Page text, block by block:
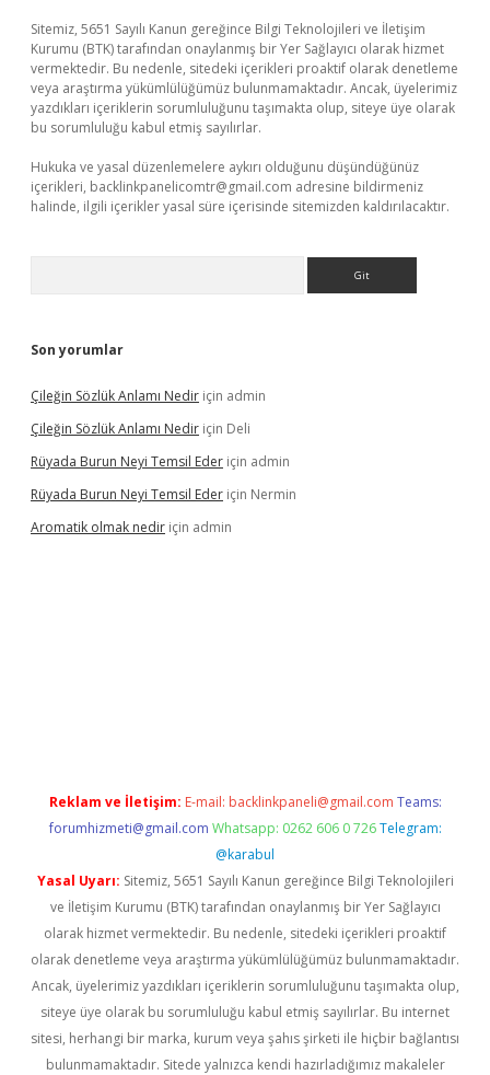
Sitemiz, 5651 Sayılı Kanun gereğince Bilgi Teknolojileri ve İletişim
Kurumu (BTK) tarafından onaylanmış bir Yer Sağlayıcı olarak hizmet
vermektedir. Bu nedenle, sitedeki içerikleri proaktif olarak denetleme
veya araştırma yükümlülüğümüz bulunmamaktadır. Ancak, üyelerimiz
yazdıkları içeriklerin sorumluluğunu taşımakta olup, siteye üye olarak
bu sorumluluğu kabul etmiş sayılırlar.
Hukuka ve yasal düzenlemelere aykırı olduğunu düşündüğünüz
içerikleri, backlinkpanelicomtr@gmail.com adresine bildirmeniz
halinde, ilgili içerikler yasal süre içerisinde sitemizden kaldırılacaktır.
Son yorumlar
Çileğin Sözlük Anlamı Nedir için admin
Çileğin Sözlük Anlamı Nedir için Deli
Rüyada Burun Neyi Temsil Eder için admin
Rüyada Burun Neyi Temsil Eder için Nermin
Aromatik olmak nedir için admin
Reklam ve İletişim: E-mail: backlinkpaneli@gmail.com Teams:
forumhizmeti@gmail.com Whatsapp: 0262 606 0 726 Telegram:
@karabul
Yasal Uyarı: Sitemiz, 5651 Sayılı Kanun gereğince Bilgi Teknolojileri
ve İletişim Kurumu (BTK) tarafından onaylanmış bir Yer Sağlayıcı
olarak hizmet vermektedir. Bu nedenle, sitedeki içerikleri proaktif
olarak denetleme veya araştırma yükümlülüğümüz bulunmamaktadır.
Ancak, üyelerimiz yazdıkları içeriklerin sorumluluğunu taşımakta olup,
siteye üye olarak bu sorumluluğu kabul etmiş sayılırlar. Bu internet
sitesi, herhangi bir marka, kurum veya şahıs şirketi ile hiçbir bağlantısı
bulunmamaktadır. Sitede yalnızca kendi hazırladığımız makaleler